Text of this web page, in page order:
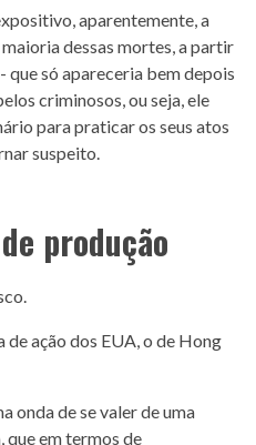
aparentemente, a
dessas mortes, a partir
que só apareceria bem depois
criminosos, ou seja, ele
para praticar os seus atos
suspeito.
produção
de ação dos EUA, o de Hong
onda de se valer de uma
que em termos de